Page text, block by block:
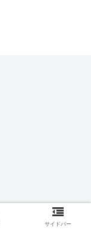
サイドバー